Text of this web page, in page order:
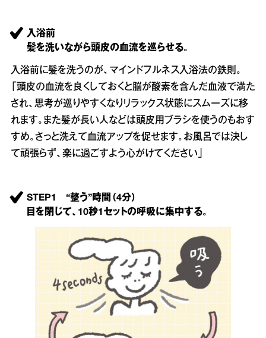
入浴前
髪を洗いながら頭皮の血流を巡らせる。
入浴前に髪を洗うのが、マインドフルネス入浴法の鉄則。
「頭皮の血流を良くしておくと脳が酸素を含んだ血液で満た
され、思考が巡りやすくなりリラックス状態にスムーズに移
れます。また髪が長い人などは頭皮用ブラシを使うのもおす
すめ。さっと洗えて血流アップを促せます。お風呂では決し
て頑張らず、楽に過ごすよう心がけてください」
STEP1 “整う”時間（4分）
目を閉じて、10秒1セットの呼吸に集中する。